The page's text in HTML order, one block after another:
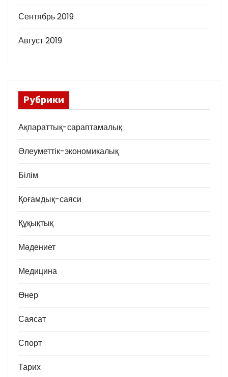
Сентябрь 2019
Август 2019
Рубрики
Ақпараттық-сараптамалық
Әлеуметтік-экономикалық
Білім
Қоғамдық-саяси
Құқықтық
Мәдениет
Медицина
Өнер
Саясат
Спорт
Тарих